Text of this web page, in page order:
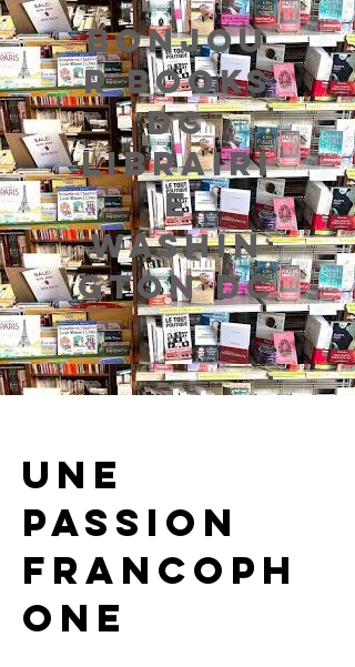
BONJOU
R BOOKS
DC
LIBRAIRI
E
WASHIN
GTON DC
Une
passion
francoph
one